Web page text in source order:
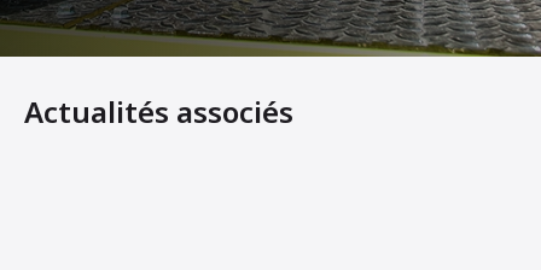
Actualités associés